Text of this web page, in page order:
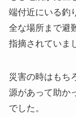
端付近にいる釣
全な場所まで避
指摘されていま
災害の時はもち
源があって助か
でした。